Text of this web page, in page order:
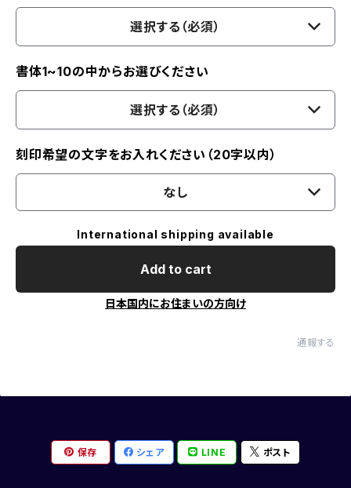
選択する（必須）
書体1~10の中からお選びください
選択する（必須）
刻印希望の文字をお入れください（20字以内）
なし
International shipping available
Add to cart
日本国内にお住まいの方向け
通報する
保存 シェア LINE ポスト